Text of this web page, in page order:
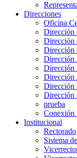
Direcciones
Oficina
Dirección
Dirección
Dirección
Dirección
Dirección
Dirección
Dirección
Dirección
prueba
Conexión
Institucional
Rectorado
Sistema